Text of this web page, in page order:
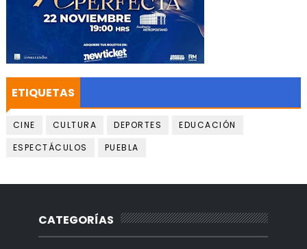
ETIQUETAS
CINE CULTURA DEPORTES
EDUCACIÓN
ESPECTÁCULOS
PUEBLA
CATEGORÍAS